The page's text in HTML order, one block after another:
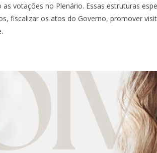
votações no Plenário. Essas estruturas
fiscalizar os atos do Governo, promover